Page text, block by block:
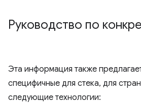
Руководство по
Эта информация также
специфичные для стека, для
следующие технологии: